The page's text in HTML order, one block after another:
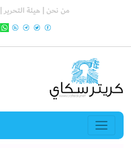
من نحن | هيئة التحرير |